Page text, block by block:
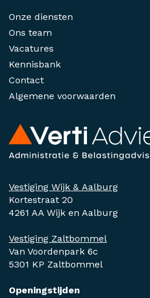
Vestiging Wijk & Aalburg
Kortestraat 20
4261 AA Wijk en Aalburg
Vestiging Zaltbommel
Van Voordenpark 6c
5301 KP Zaltbommel
Openingstijden
Onze diensten
Ons team
Vacatures
Kennisbank
Contact
Algemene voorwaarden